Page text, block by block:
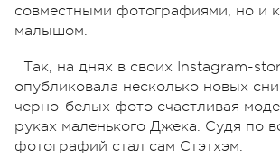
совместными фотографиями, но и
малышом.
Так, на днях в своих Instagram-
опубликовала несколько новых
черно-белых фото счастливая
руках маленького Джека. Судя по
фотографий стал сам Стэтхэм.